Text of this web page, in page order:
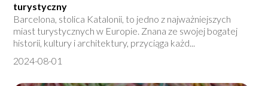
turystyczny
Barcelona, stolica Katalonii, to jedno z najważniejszych
miast turystycznych w Europie. Znana ze swojej bogatej
historii, kultury i architektury, przyciąga każd...
2024-08-01